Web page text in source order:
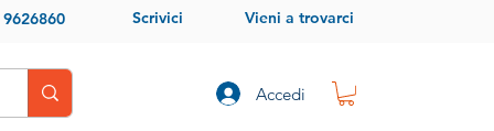
Accedi
Scrivici Vieni a trovarci